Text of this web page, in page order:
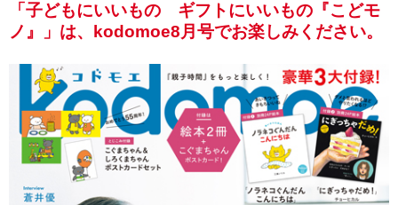
「子どもにいいもの ギフトにいいもの『こどモ
ノ』」は、kodomoe8月号でお楽しみください。